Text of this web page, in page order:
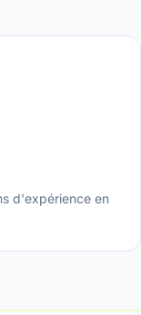
d'expérience en